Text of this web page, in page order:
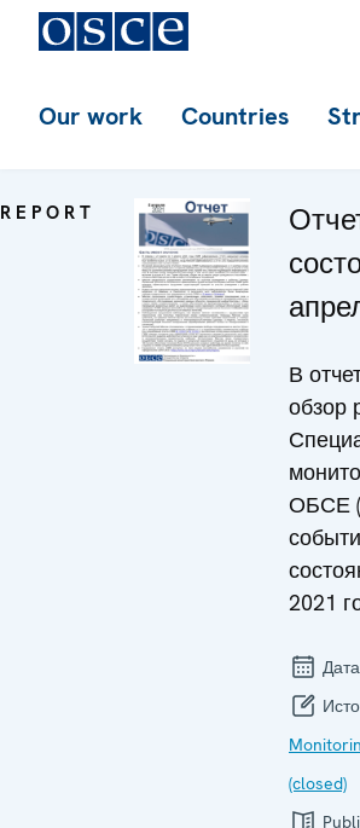
Our work Countries
REPORT
В
обзор
ОБСЕ
2021
(closed)